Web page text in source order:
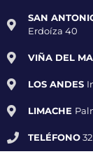
SAN
Erdoíza 40
VIÑA DEL
LOS ANDES
LIMACHE
TELÉFONO